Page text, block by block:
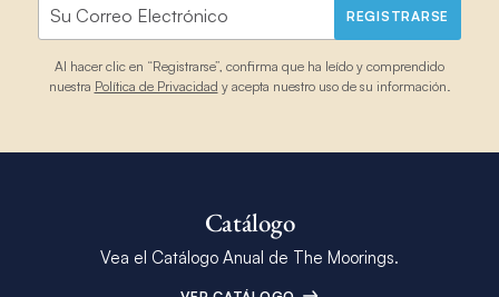
REGISTRARSE
Al hacer clic en “Registrarse”, confirma que ha leído y comprendido
nuestra Política de Privacidad y acepta nuestro uso de su información.
Catálogo
Vea el Catálogo Anual de The Moorings.